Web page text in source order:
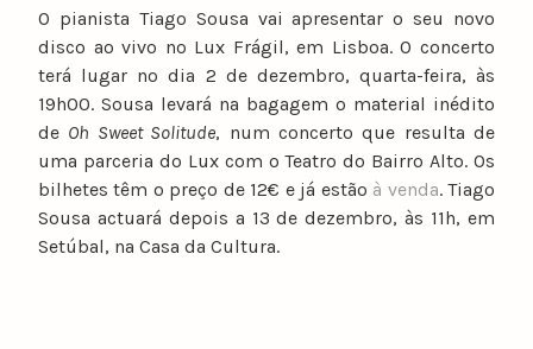
O pianista Tiago Sousa vai apresentar o seu novo
disco ao vivo no Lux Frágil, em Lisboa. O concerto
terá lugar no dia 2 de dezembro, quarta-feira, às
19h00. Sousa levará na bagagem o material inédito
de Oh Sweet Solitude, num concerto que resulta de
uma parceria do Lux com o Teatro do Bairro Alto. Os
bilhetes têm o preço de 12€ e já estão à venda. Tiago
Sousa actuará depois a 13 de dezembro, às 11h, em
Setúbal, na Casa da Cultura.